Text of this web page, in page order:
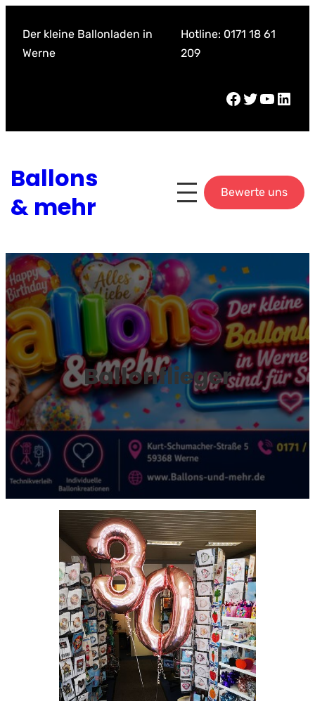
Inhalt
springen
Der kleine Ballonladen in
Werne
Hotline: 0171 18 61
209
Facebook Twitter YouTube LinkedIn
Ballons
& mehr
Bewerte uns
Ballonflieger